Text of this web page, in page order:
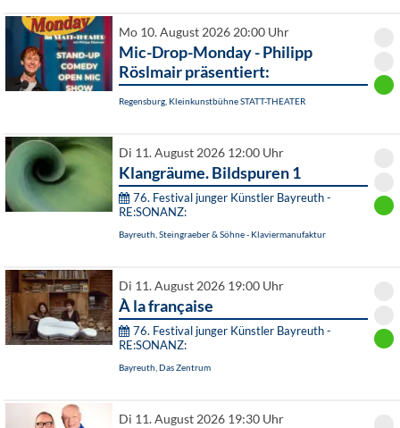
Mo 10. August 2026 20:00 Uhr
Mic-Drop-Monday - Philipp
Röslmair präsentiert:
Regensburg, Kleinkunstbühne STATT-THEATER
Di 11. August 2026 12:00 Uhr
Klangräume. Bildspuren 1
76. Festival junger Künstler Bayreuth -
RE:SONANZ:
Bayreuth, Steingraeber & Söhne - Klaviermanufaktur
Di 11. August 2026 19:00 Uhr
À la française
76. Festival junger Künstler Bayreuth -
RE:SONANZ:
Bayreuth, Das Zentrum
Di 11. August 2026 19:30 Uhr